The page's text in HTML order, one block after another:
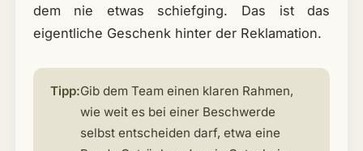
dem nie etwas schiefging. Das ist das
eigentliche Geschenk hinter der Reklamation.
Tipp:Gib dem Team einen klaren Rahmen,
wie weit es bei einer Beschwerde
selbst entscheiden darf, etwa eine